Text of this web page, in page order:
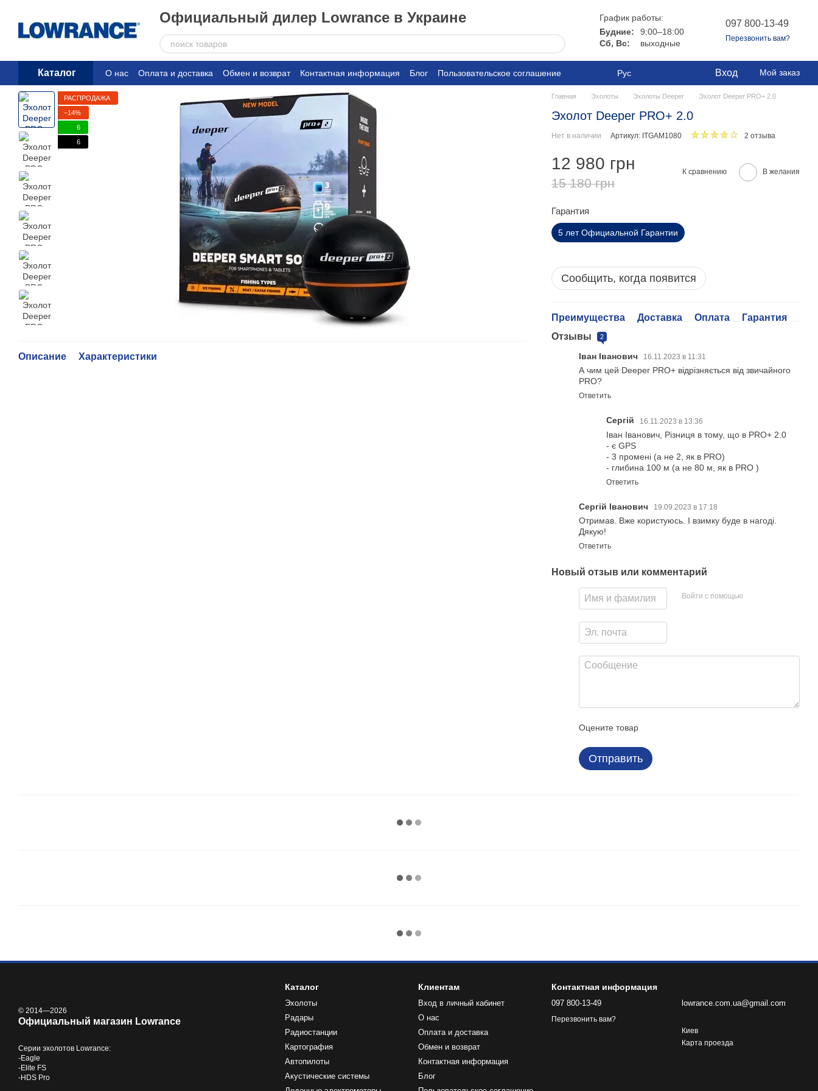
Официальный дилер Lowrance в Украине
График работы:
Будние:
9:00–18:00
Сб, Вс:
выходные
097 800-13-49
Перезвонить вам?
Каталог О нас Оплата и доставка Обмен и возврат Контактная информация Блог Пользовательское соглашение Рус Вход Мой заказ
РАСПРОДАЖА
−14%
6
6
Описание Характеристики
Главная Эхолоты Эхолоты Deeper Эхолот Deeper PRO+ 2.0
Эхолот Deeper PRO+ 2.0
Нет в наличии Артикул: ITGAM1080 2 отзыва
12 980 грн
15 180 грн
К сравнению В желания
Гарантия
5 лет Официальной Гарантии
Сообщить, когда появится
Преимущества Доставка Оплата
Гарантия
Отзывы
2
Іван Іванович 16.11.2023 в 11:31
А чим цей Deeper PRO+ відрізняється від звичайного
PRO?
Ответить
Сергій 16.11.2023 в 13:36
Іван Іванович, Різниця в тому, що в PRO+ 2.0
- є GPS
- 3 промені (а не 2, як в PRO)
- глибина 100 м (а не 80 м, як в PRO )
Ответить
Сергій Іванович 19.09.2023 в 17:18
Отримав. Вже користуюсь. І взимку буде в нагоді.
Дякую!
Ответить
Новый отзыв или комментарий
Войти с помощью
Оцените товар
Отправить
© 2014—2026
Официальный магазин Lowrance
Серии эхолотов Lowrance:
-Eagle
-Elite FS
-HDS Pro
Каталог
Эхолоты
Радары
Радиостанции
Картография
Автопилоты
Акустические системы
Клиентам
Вход в личный кабинет
О нас
Оплата и доставка
Обмен и возврат
Контактная информация
Блог
Контактная информация
097 800-13-49
Перезвонить вам?
lowrance.com.ua@gmail.com
Киев
Карта проезда